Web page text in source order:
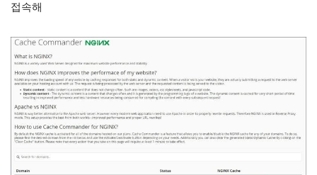
접속해